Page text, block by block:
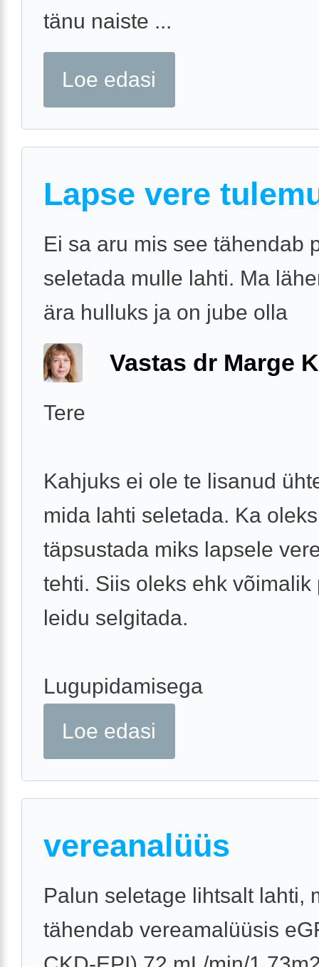
tänu naiste ...
Loe edasi
Lapse vere
Ei sa aru mis see tähendab
seletada mulle lahti. Ma
ära hulluks ja on jube olla
Vastas dr Marge
Tere
Kahjuks ei ole te lisanud
mida lahti seletada. Ka
täpsustada miks lapsele
tehti. Siis oleks ehk võimalik
leidu selgitada.
Lugupidamisega
Loe edasi
vereanalüüs
Palun seletage lihtsalt lahti,
tähendab vereamalüüsis